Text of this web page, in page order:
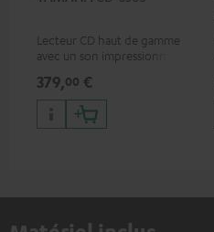
Lecteur CD haut de gamme
avec un son impressionnant
379,00 €